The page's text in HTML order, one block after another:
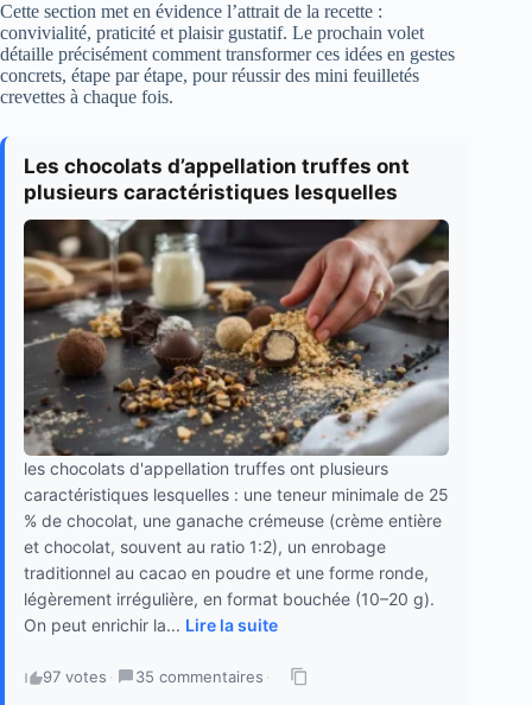
Cette section met en évidence l’attrait de la recette :
convivialité, praticité et plaisir gustatif. Le prochain volet
détaille précisément comment transformer ces idées en gestes
concrets, étape par étape, pour réussir des mini feuilletés
crevettes à chaque fois.
Les chocolats d’appellation truffes ont
plusieurs caractéristiques lesquelles
les chocolats d'appellation truffes ont plusieurs
caractéristiques lesquelles : une teneur minimale de 25
% de chocolat, une ganache crémeuse (crème entière
et chocolat, souvent au ratio 1:2), un enrobage
traditionnel au cacao en poudre et une forme ronde,
légèrement irrégulière, en format bouchée (10–20 g).
On peut enrichir la... Lire la suite
97 votes · 35 commentaires ·